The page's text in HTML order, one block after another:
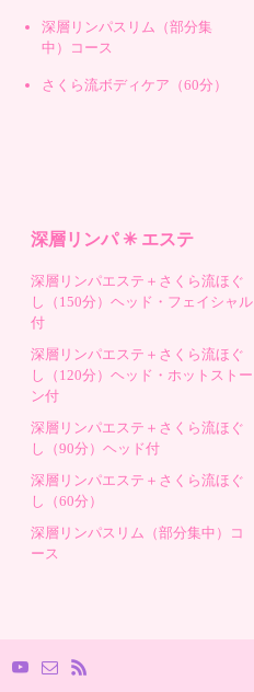
深層リンパスリム（部分集
中）コース
さくら流ボディケア（60分）
深層リンパ ✳︎ エステ
深層リンパエステ＋さくら流ほぐ
し（150分）ヘッド・フェイシャル
付
深層リンパエステ＋さくら流ほぐ
し（120分）ヘッド・ホットストー
ン付
深層リンパエステ＋さくら流ほぐ
し（90分）ヘッド付
深層リンパエステ＋さくら流ほぐ
し（60分）
深層リンパスリム（部分集中）コ
ース